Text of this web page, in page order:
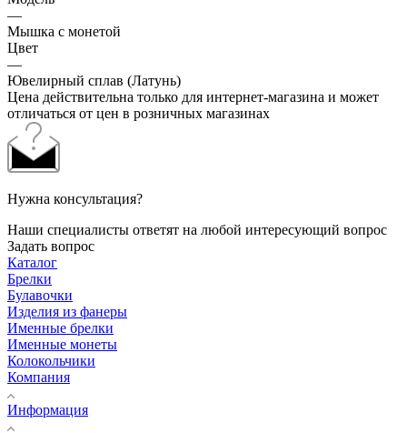
—
Мышка с монетой
Цвет
—
Ювелирный сплав (Латунь)
Цена действительна только для интернет-магазина и может
отличаться от цен в розничных магазинах
Нужна консультация?
Наши специалисты ответят на любой интересующий вопрос
Задать вопрос
Каталог
Брелки
Булавочки
Изделия из фанеры
Именные брелки
Именные монеты
Колокольчики
Компания
Информация